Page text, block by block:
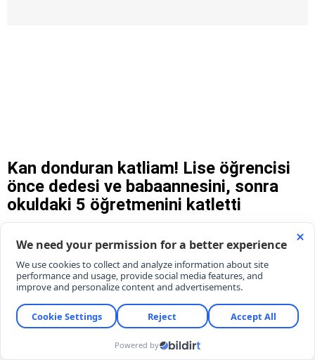
Kan donduran katliam! Lise öğrencisi
önce dedesi ve babaannesini, sonra
okuldaki 5 öğretmenini katletti